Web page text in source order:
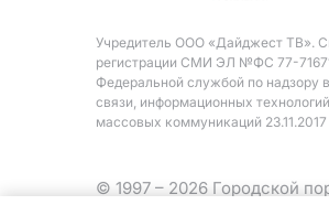
Учредитель ООО «Дайджест ТВ».
регистрации СМИ ЭЛ №ФС 77-
Федеральной службой по надзору
связи, информационных
массовых коммуникаций 23.11.2017
© 1997 – 2026 Городской